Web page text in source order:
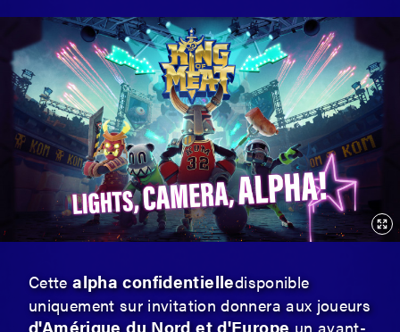
Cettealpha confidentielledisponible
uniquement sur invitation donnera aux joueurs
d'Amérique du Nord et d'Europe un avant-